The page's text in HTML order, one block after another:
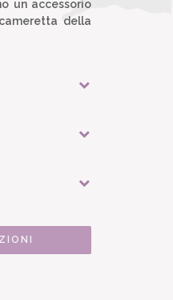
un accessorio
della